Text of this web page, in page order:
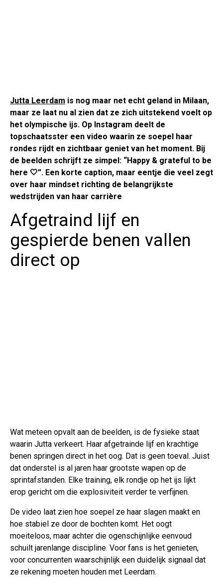
Jutta Leerdam is nog maar net echt geland in Milaan,
maar ze laat nu al zien dat ze zich uitstekend voelt op
het olympische ijs. Op Instagram deelt de
topschaatsster een video waarin ze soepel haar
rondes rijdt en zichtbaar geniet van het moment. Bij
de beelden schrijft ze simpel: “Happy & grateful to be
here 🤍”. Een korte caption, maar eentje die veel zegt
over haar mindset richting de belangrijkste
wedstrijden van haar carrière
Afgetraind lijf en
gespierde benen vallen
direct op
Wat meteen opvalt aan de beelden, is de fysieke staat
waarin Jutta verkeert. Haar afgetrainde lijf en krachtige
benen springen direct in het oog. Dat is geen toeval. Juist
dat onderstel is al jaren haar grootste wapen op de
sprintafstanden. Elke training, elk rondje op het ijs lijkt
erop gericht om die explosiviteit verder te verfijnen.
De video laat zien hoe soepel ze haar slagen maakt en
hoe stabiel ze door de bochten komt. Het oogt
moeiteloos, maar achter die ogenschijnlijke eenvoud
schuilt jarenlange discipline. Voor fans is het genieten,
voor concurrenten waarschijnlijk een duidelijk signaal dat
ze rekening moeten houden met Leerdam.